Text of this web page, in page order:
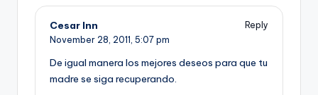
Cesar Inn
Reply
November 28, 2011, 5:07 pm
De igual manera los mejores deseos para que tu
madre se siga recuperando.